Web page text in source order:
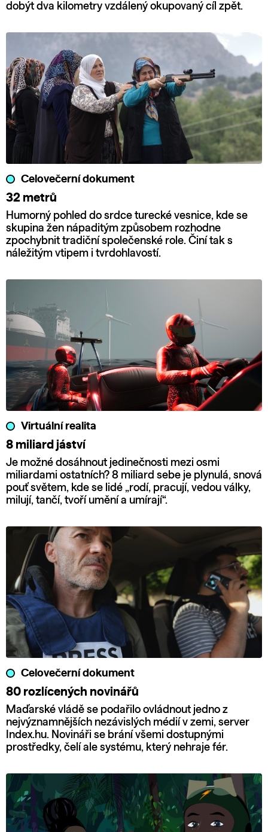
dobýt dva kilometry vzdálený okupovaný cíl zpět.
Celovečerní dokument
32 metrů
Humorný pohled do srdce turecké vesnice, kde se
skupina žen nápaditým způsobem rozhodne
zpochybnit tradiční společenské role. Činí tak s
náležitým vtipem i tvrdohlavostí.
Virtuální realita
8 miliard jáství
Je možné dosáhnout jedinečnosti mezi osmi
miliardami ostatních? 8 miliard sebe je plynulá, snová
pouť světem, kde se lidé „rodí, pracují, vedou války,
milují, tančí, tvoří umění a umírají“.
Celovečerní dokument
80 rozlícených novinářů
Maďarské vládě se podařilo ovládnout jedno z
nejvýznamnějších nezávislých médií v zemi, server
Index.hu. Novináři se brání všemi dostupnými
prostředky, čelí ale systému, který nehraje fér.